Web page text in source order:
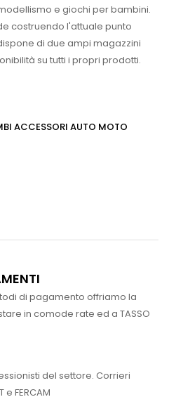
e giochi per bambini.
costruendo l'attuale punto
di due ampi magazzini
su tutti i propri prodotti.
ACCESSORI AUTO MOTO
di pagamento offriamo la
in comode rate ed a TASSO
del settore. Corrieri
FERCAM